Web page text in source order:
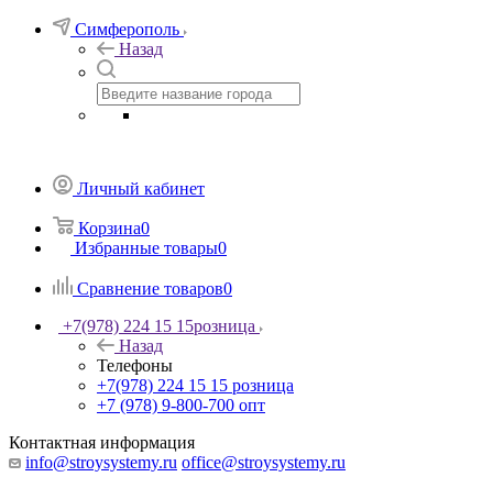
Симферополь
Назад
Личный кабинет
Корзина0
Избранные товары0
Сравнение товаров0
+7(978) 224 15 15розница
Назад
Телефоны
+7(978) 224 15 15 розница
+7 (978) 9-800-700 опт
Контактная информация
info@stroysystemy.ru office@stroysystemy.ru